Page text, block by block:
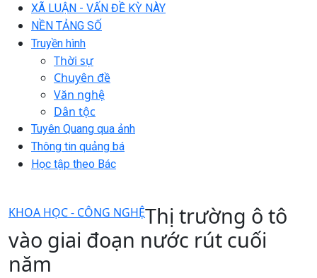
XÃ LUẬN - VẤN ĐỀ KỲ NÀY
NỀN TẢNG SỐ
Truyền hình
Thời sự
Chuyên đề
Văn nghệ
Dân tộc
Tuyên Quang qua ảnh
Thông tin quảng bá
Học tập theo Bác
KHOA HỌC - CÔNG NGHỆThị trường ô tô
vào giai đoạn nước rút cuối
năm